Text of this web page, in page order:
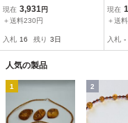
天然オパール opal ネック
レス ペンダント ヴィンテ
宝石 カラーストーン 装飾
現在 3,931円
＋送料230円
入札 16 残り 3日
研磨
ウラ
現在
＋送
入札 -
人気の製品
1 2